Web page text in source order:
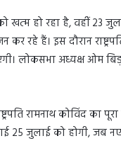
खत्म हो रहा है, वहींं 23
रहे हैं। इस दौरान
लोकसभा अध्यक्ष ओम
रामनाथ कोविंद का
25 जुलाई को होगी, जब नए